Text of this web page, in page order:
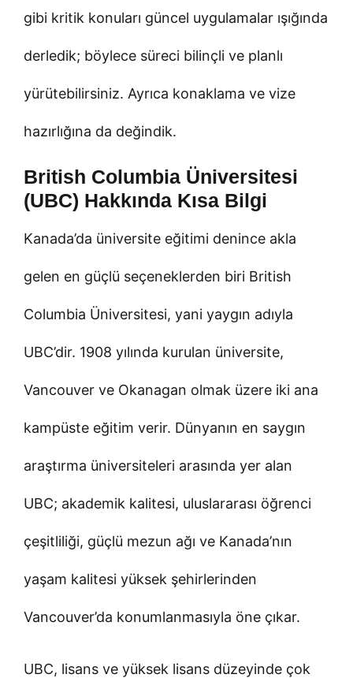
gibi kritik konuları güncel uygulamalar ışığında
derledik; böylece süreci bilinçli ve planlı
yürütebilirsiniz. Ayrıca konaklama ve vize
hazırlığına da değindik.
British Columbia Üniversitesi
(UBC) Hakkında Kısa Bilgi
Kanada’da üniversite eğitimi denince akla
gelen en güçlü seçeneklerden biri British
Columbia Üniversitesi, yani yaygın adıyla
UBC’dir. 1908 yılında kurulan üniversite,
Vancouver ve Okanagan olmak üzere iki ana
kampüste eğitim verir. Dünyanın en saygın
araştırma üniversiteleri arasında yer alan
UBC; akademik kalitesi, uluslararası öğrenci
çeşitliliği, güçlü mezun ağı ve Kanada’nın
yaşam kalitesi yüksek şehirlerinden
Vancouver’da konumlanmasıyla öne çıkar.
UBC, lisans ve yüksek lisans düzeyinde çok